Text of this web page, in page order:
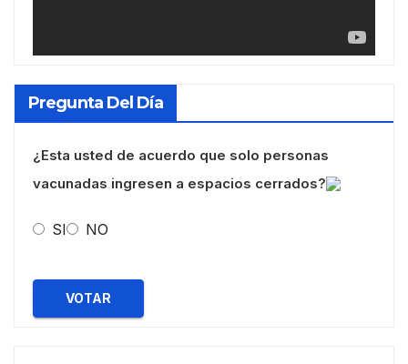
Pregunta Del Día
¿Esta usted de acuerdo que solo personas
vacunadas ingresen a espacios cerrados?
SI NO
VOTAR